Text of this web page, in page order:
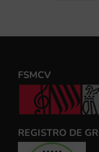
FSMCV
REGISTRO DE